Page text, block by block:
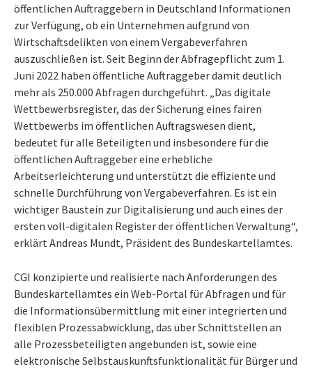
öffentlichen Auftraggebern in Deutschland Informationen
zur Verfügung, ob ein Unternehmen aufgrund von
Wirtschaftsdelikten von einem Vergabeverfahren
auszuschließen ist. Seit Beginn der Abfragepflicht zum 1.
Juni 2022 haben öffentliche Auftraggeber damit deutlich
mehr als 250.000 Abfragen durchgeführt. „Das digitale
Wettbewerbsregister, das der Sicherung eines fairen
Wettbewerbs im öffentlichen Auftragswesen dient,
bedeutet für alle Beteiligten und insbesondere für die
öffentlichen Auftraggeber eine erhebliche
Arbeitserleichterung und unterstützt die effiziente und
schnelle Durchführung von Vergabeverfahren. Es ist ein
wichtiger Baustein zur Digitalisierung und auch eines der
ersten voll-digitalen Register der öffentlichen Verwaltung“,
erklärt Andreas Mundt, Präsident des Bundeskartellamtes.
CGI konzipierte und realisierte nach Anforderungen des
Bundeskartellamtes ein Web-Portal für Abfragen und für
die Informationsübermittlung mit einer integrierten und
flexiblen Prozessabwicklung, das über Schnittstellen an
alle Prozessbeteiligten angebunden ist, sowie eine
elektronische Selbstauskunftsfunktionalität für Bürger und